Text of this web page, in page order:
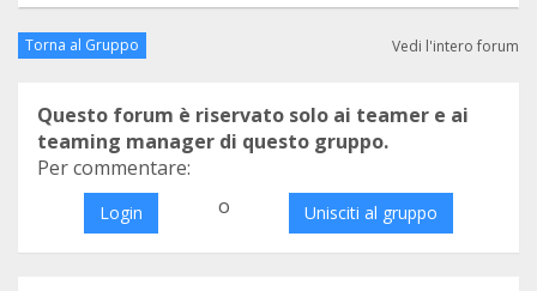
Torna al Gruppo Vedi l'intero forum
Questo forum è riservato solo ai teamer e ai
teaming manager di questo gruppo.
Per commentare:
Login o Unisciti al gruppo